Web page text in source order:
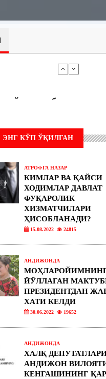
ЭНГ КЎП ЎҚИЛГАН
АТРОФГА НАЗАР
КИМЛАР ВА ҚАЙСИ
ХОДИМЛАР ДАВЛАТ
ФУҚАРОЛИК
ХИЗМАТЧИЛАРИ
ҲИСОБЛАНАДИ?
15.08.2022 24815
АНДИЖОНДА
ЙЎЛЛАГАН
ПРЕЗИДЕНТДАН
ХАТИ КЕЛДИ
30.06.2022 19652
АНДИЖОНДА
ХАЛҚ
АНДИЖОН
КЕНГАШИНИНГ